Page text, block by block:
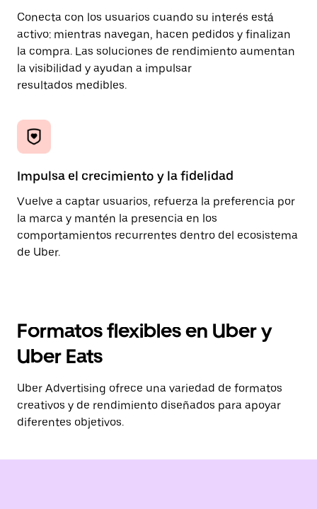
Conecta con los usuarios cuando su interés está
activo: mientras navegan, hacen pedidos y finalizan
la compra. Las soluciones de rendimiento aumentan
la visibilidad y ayudan a impulsar
resultados medibles.
Impulsa el crecimiento y la fidelidad
Vuelve a captar usuarios, refuerza la preferencia por
la marca y mantén la presencia en los
comportamientos recurrentes dentro del ecosistema
de Uber.
Formatos flexibles en Uber y
Uber Eats
Uber Advertising ofrece una variedad de formatos
creativos y de rendimiento diseñados para apoyar
diferentes objetivos.